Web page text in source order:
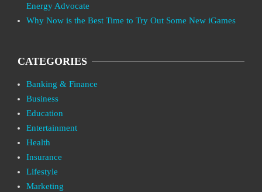
Energy Advocate
Why Now is the Best Time to Try Out Some New iGames
CATEGORIES
Banking & Finance
Business
Education
Entertainment
Health
Insurance
Lifestyle
Marketing